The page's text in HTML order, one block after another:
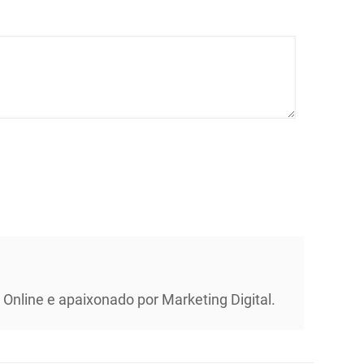
e apaixonado por Marketing Digital.